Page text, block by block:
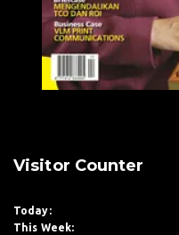
Visitor Counter
Today:
This Week: